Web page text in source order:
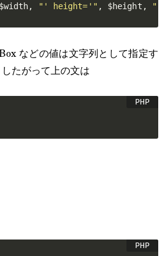
$width, "' height='" , $height , "'>"
などの値は文字列として指定す
たがって上の文は